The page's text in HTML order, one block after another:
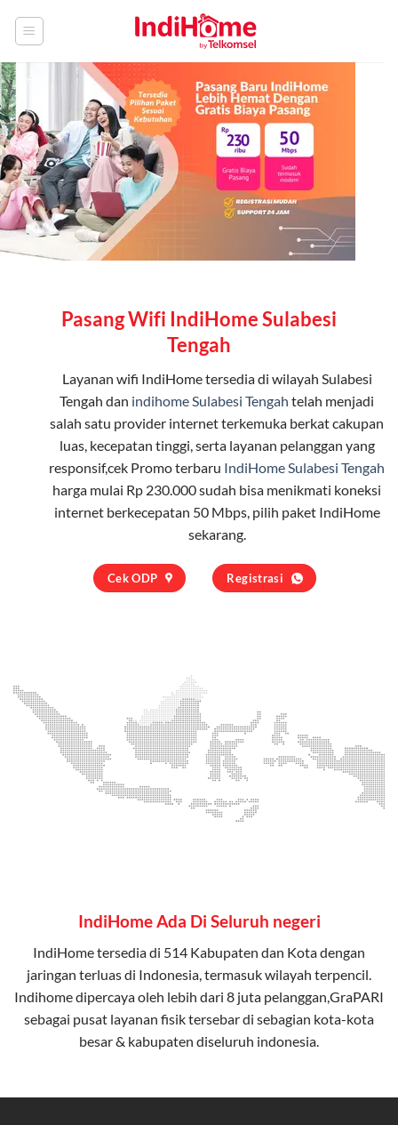
Pasang Wifi IndiHome Sulabesi
Tengah
Layanan wifi IndiHometersedia di wilayah Sulabesi
Tengah dan indihome Sulabesi Tengah telah menjadi
salah satu provider internet terkemuka berkat cakupan
luas, kecepatan tinggi, serta layanan pelanggan yang
responsif,cek Promo terbaru IndiHome Sulabesi Tengah
harga mulai Rp 230.000 sudah bisa menikmati koneksi
internet berkecepatan 50 Mbps, pilih paket IndiHome
sekarang.
Cek ODP Registrasi
IndiHome Ada Di Seluruh negeri
IndiHome tersedia di 514 Kabupaten dan Kota dengan
jaringan terluas di Indonesia, termasuk wilayah terpencil.
Indihome dipercaya oleh lebih dari 8 juta pelanggan,GraPARI
sebagai pusat layanan fisik tersebar di sebagian kota-kota
besar & kabupaten diseluruh indonesia.